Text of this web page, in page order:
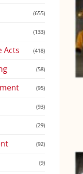
(655)
(133)
Acts (418)
(58)
(95)
(93)
(29)
(92)
(9)